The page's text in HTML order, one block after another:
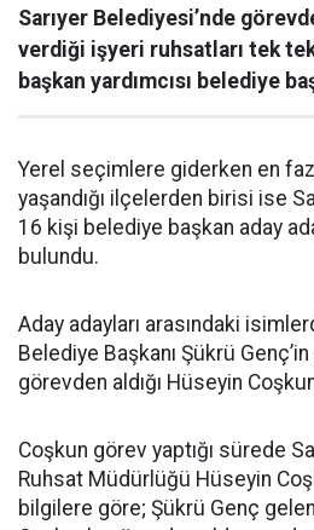
Sarıyer Belediyesi’nde
verdiği işyeri ruhsatları tek
başkan yardımcısı belediye
Yerel seçimlere giderken en
yaşandığı ilçelerden birisi ise
16 kişi belediye başkan aday
bulundu.
Aday adayları arasındaki
Belediye Başkanı Şükrü
görevden aldığı Hüseyin
Coşkun görev yaptığı sürede
Ruhsat Müdürlüğü Hüseyin
bilgilere göre; Şükrü Genç